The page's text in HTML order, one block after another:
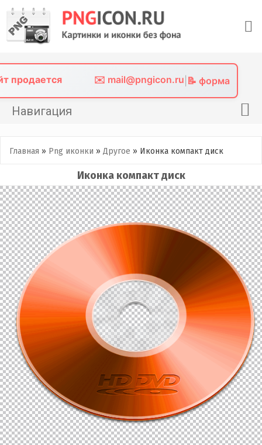
content
продается ✉️ mail@pngicon.ru 📝 форма
Навигация
Png иконки
Картинки без фона
Фото без фона
Контакты
Главная » Png иконки » Другое » Иконка компакт диск
Иконка компакт диск